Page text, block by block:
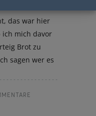
das war hier
ich mich davor
Brot zu
sagen wer es